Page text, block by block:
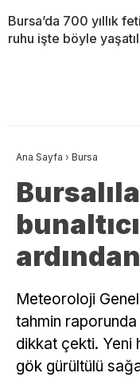
Bursa’da 700 yıllık
ruhu işte böyle
Ana Sayfa › Bursa
Meteoroloji
tahmin
dikkat çekti. Yeni
gök gürültülü